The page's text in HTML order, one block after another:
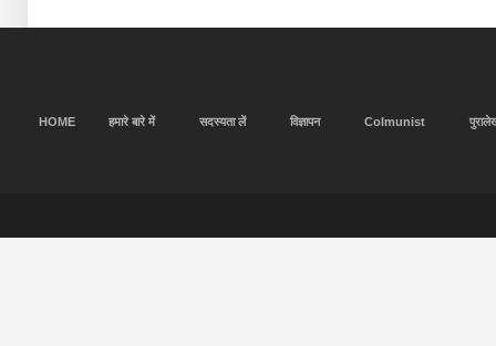
HOME हमारे बारे में सदस्यता लें विज्ञापन Colmunist